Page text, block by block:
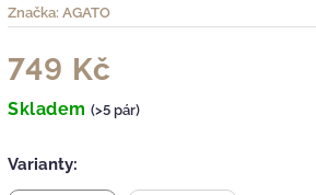
Značka: AGATO
749 Kč
Skladem (>5 pár)
Varianty: